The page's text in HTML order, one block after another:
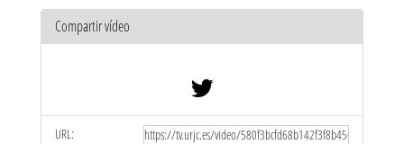
Compartir vídeo
URL: